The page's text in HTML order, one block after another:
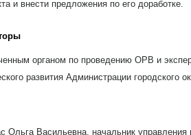
и внести предложения по его доработке.
органом по проведению ОРВ и
развития Администрации городского
Ольга Васильевна, начальник управления